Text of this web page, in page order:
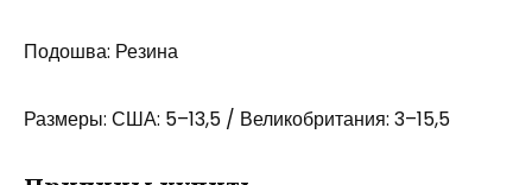
Подошва: Резина
Размеры: США: 5–13,5 / Великобритания: 3–15,5